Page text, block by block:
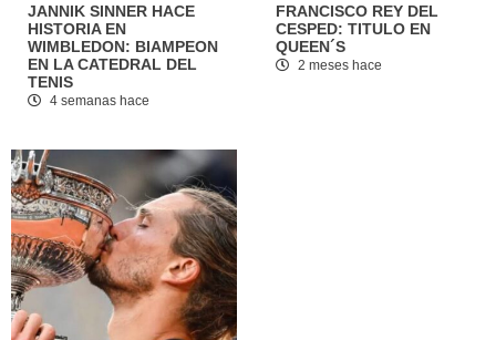
JANNIK SINNER HACE
HISTORIA EN
WIMBLEDON: BIAMPEON
EN LA CATEDRAL DEL
TENIS
4 semanas hace
FRANCISCO REY DEL
CESPED: TITULO EN
QUEEN´S
2 meses hace